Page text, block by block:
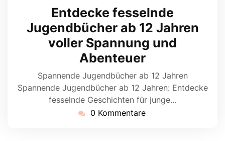
Juni
2025
Entdecke fesselnde
Jugendbücher ab 12 Jahren
voller Spannung und
Abenteuer
Spannende Jugendbücher ab 12 Jahren
Spannende Jugendbücher ab 12 Jahren: Entdecke
fesselnde Geschichten für junge…
0 Kommentare